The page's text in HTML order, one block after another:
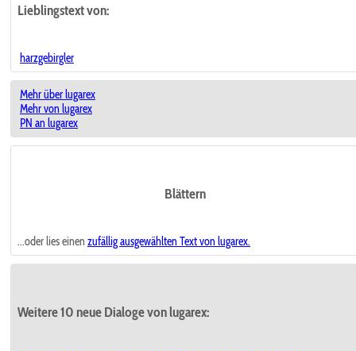
Lieblingstextvon:
harzgebirgler
Mehr über lugarex
Mehr von lugarex
PN an lugarex
Blättern
...oder lies einen zufällig ausgewählten Text von lugarex.
Weitere 10 neue Dialoge von lugarex: